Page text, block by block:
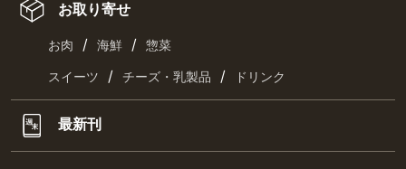
お取り寄せ
お肉 / 海鮮 / 惣菜
スイーツ / チーズ・乳製品 / ドリンク
最新刊